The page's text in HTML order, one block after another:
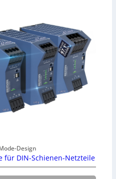
Design
für DIN-Schienen-Netzteile